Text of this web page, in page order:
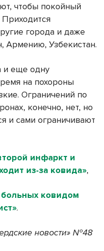
чтобы покойный
города и даже
Армению, Узбекистан.
и еще одну
на похороны
Ограничений по
конечно, нет, но
и сами ограничивают
инфаркт и
из-за ковида»,
ковидом
.
новости» №48